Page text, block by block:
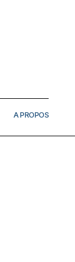
A PROPOS